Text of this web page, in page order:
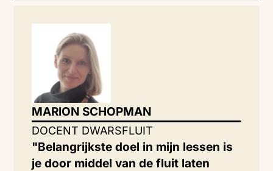
MARION SCHOPMAN
DOCENT DWARSFLUIT
"Belangrijkste doel in mijn lessen is
je door middel van de fluit laten